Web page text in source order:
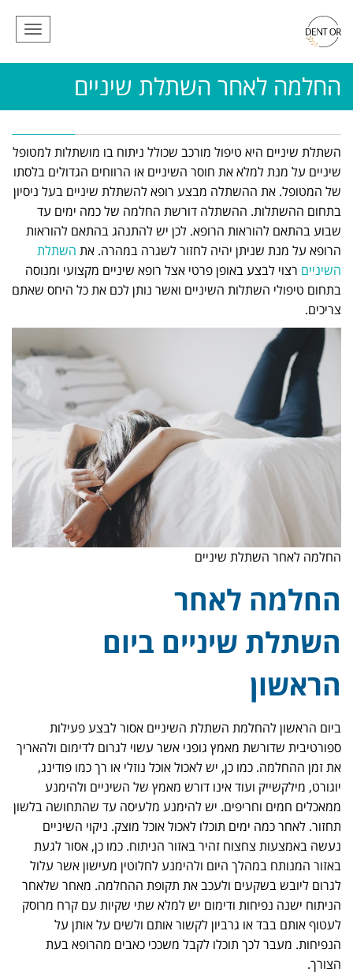
תפריט
החלמה לאחר השתלת שיניים
השתלת שיניים היא טיפול מורכב שכולל ניתוח בו מושתלות למטופל
שיניים על מנת למלא את חוסר השיניים או הרווחים הגדולים בלסתו
של המטופל. את ההשתלה מבצע רופא להשתלת שיניים בעל ניסיון
בתחום ההשתלות. ההשתלה דורשת החלמה של כמה ימים עד
שבוע בהתאם להוראות הרופא. לכן יש להתנהג בהתאם להוראות
הרופא על מנת שניתן יהיה לחזור לשגרה במהרה. את השתלת
השיניים רצוי לבצע באופן פרטי אצל רופא שיניים מקצועי ומנוסה
בתחום טיפולי השתלות השיניים ואשר נותן לכם את כל היחס שאתם
צריכים.
החלמה לאחר השתלת שיניים
החלמה לאחר
השתלת שיניים ביום
הראשון
ביום הראשון להחלמת השתלת השיניים אסור לבצע פעילות
ספורטיבית שדורשת מאמץ גופני אשר עשוי לגרום לדימום ולהאריך
את זמן ההחלמה. כמו כן, יש לאכול אוכל נוזלי או רך כמו פודינג,
יוגורט, מילקשייק ועוד אינו דורש מאמץ של השיניים ולהימנע
ממאכלים חמים וחריפים. יש להימנע מלעיסה עד שהתחושה בלשון
תחזור. לאחר כמה ימים תוכלו לאכול אוכל מוצק. ניקוי השיניים
נעשה באמצעות צחצוח זהיר באזור הניתוח. כמו כן, אסור לגעת
באזור המנותח במהלך היום ולהימנע לחלוטין מעישון אשר עלול
לגרום ליובש בשקעים ולעכב את תקופת ההחלמה. מאחר שלאחר
הניתוח ישנה נפיחות ודימום יש למלא שתי שקיות עם קרח מרוסק
לעטוף אותם בבד או גרביון לקשור אותם ולשים על אותן על
הנפיחות. מעבר לכך תוכלו לקבל משככי כאבים מהרופא בעת
הצורך.